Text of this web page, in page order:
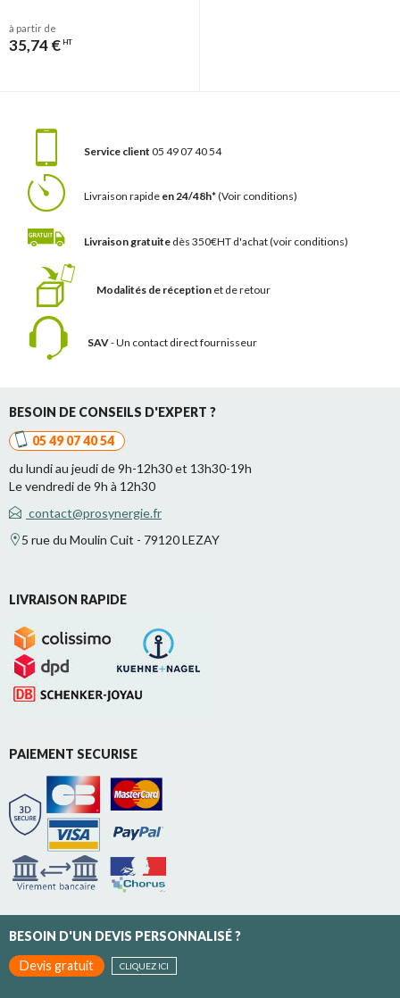
à partir de
35,74 € HT
Service client 05 49 07 40 54
Livraison rapide en 24/48h*(Voir conditions)
Livraison gratuite dès 350€HT d'achat(voir conditions)
Modalités de réception et de retour
SAV- Un contact direct fournisseur
BESOIN DE CONSEILS D'EXPERT ?
05 49 07 40 54
du lundi au jeudi de 9h-12h30 et 13h30-19h
Le vendredi de 9h à 12h30
contact@prosynergie.fr
5 rue du Moulin Cuit - 79120 LEZAY
LIVRAISON RAPIDE
PAIEMENT SECURISE
BESOIN D'UN DEVIS PERSONNALISÉ ?
Devis gratuit
CLIQUEZ ICI